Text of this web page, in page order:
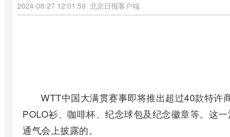
2024-08-27 12:01:59 北京日报客户端
WTT中国大满贯赛事即将推出超过40款特许
POLO衫、咖啡杯、纪念球包及纪念徽章等。这
通气会上披露的。